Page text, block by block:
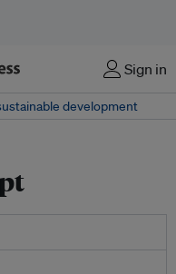
Sign in
development